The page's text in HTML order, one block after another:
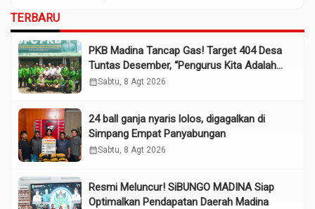
TERBARU
PKB Madina Tancap Gas! Target 404 Desa
Tuntas Desember, “Pengurus Kita Adalah
Tokoh”
calendar_monthSabtu, 8 Agt 2026
24 ball ganja nyaris lolos, digagalkan di
Simpang Empat Panyabungan
calendar_monthSabtu, 8 Agt 2026
Resmi Meluncur! SiBUNGO MADINA Siap
Optimalkan Pendapatan Daerah Madina